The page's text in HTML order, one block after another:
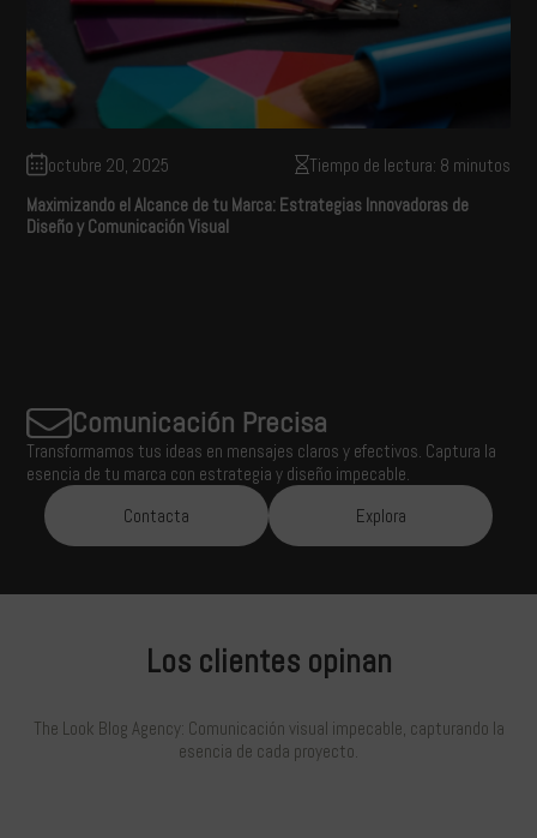
octubre 20, 2025
Tiempo de lectura: 8 minutos
Maximizando el Alcance de tu Marca: Estrategias Innovadoras de
Diseño y Comunicación Visual
Comunicación Precisa
Transformamos tus ideas en mensajes claros y efectivos. Captura la
esencia de tu marca con estrategia y diseño impecable.
Contacta
Explora
Los clientes opinan
The Look Blog Agency: Comunicación visual impecable, capturando la
esencia de cada proyecto.